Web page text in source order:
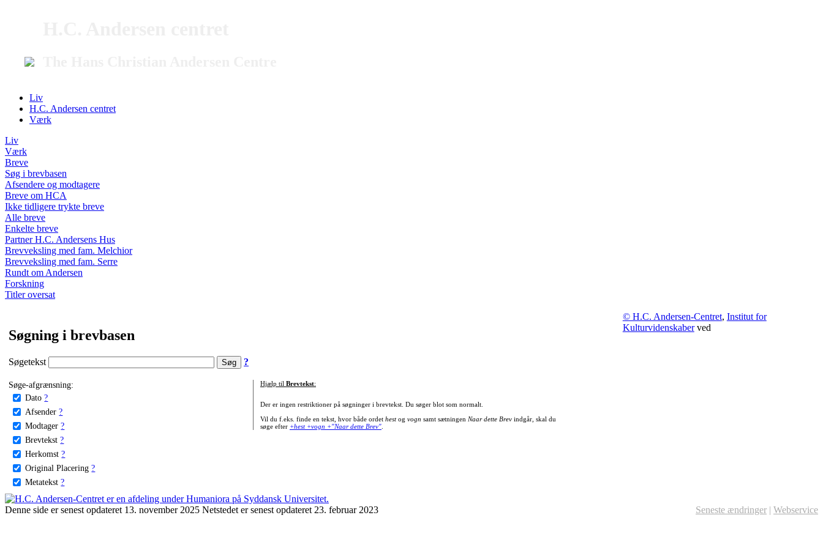
Liv
H.C. Andersen centret
Værk
Liv
Værk
Breve
Søg i brevbasen
Afsendere og modtagere
Breve om HCA
Ikke tidligere trykte breve
Alle breve
Enkelte breve
Partner H.C. Andersens Hus
Brevveksling med fam. Melchior
Brevveksling med fam. Serre
Rundt om Andersen
Forskning
Titler oversat
Søgning i brevbasen
Søgetekst ?
Søge-afgrænsning:
Dato ?
Afsender ?
Modtager ?
Brevtekst ?
Herkomst ?
Original Placering ?
Metatekst ?
Hjælp til Brevtekst:
Der er ingen restriktioner på søgninger i brevtekst. Du søger blot som normalt.
Vil du f.eks. finde en tekst, hvor både ordet hestog vogn samt sætningen Naar dette Brevindgår, skal du
søge efter +hest +vogn +"Naar dette Brev".
© H.C. Andersen-Centret, Institut for
Kulturvidenskaberved
Denne side er senest opdateret 13. november 2025 Netstedet er senest opdateret 23. februar 2023 Seneste ændringer | Webservice